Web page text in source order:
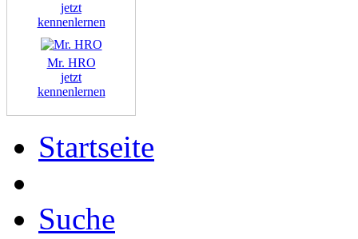
jetzt
kennenlernen
Mr. HRO
jetzt
kennenlernen
Startseite
Suche